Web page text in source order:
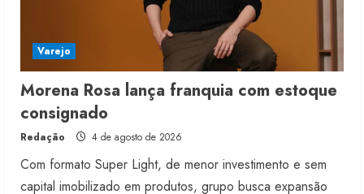
Varejo
Morena Rosa lança franquia com estoque
consignado
Redação 4 de agosto de 2026
Com formato Super Light, de menor investimento e sem
capital imobilizado em produtos, grupo busca expansão